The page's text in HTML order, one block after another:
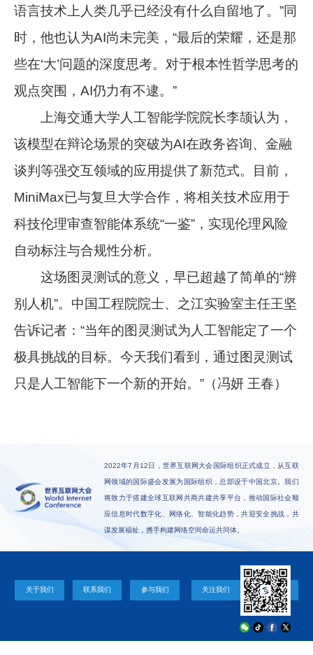
语言技术上人类几乎已经没有什么自留地了。”同
时，他也认为AI尚未完美，“最后的荣耀，还是那
些在‘大’问题的深度思考。对于根本性哲学思考的
观点突围，AI仍力有不逮。”
上海交通大学人工智能学院院长李颉认为，
该模型在辩论场景的突破为AI在政务咨询、金融
谈判等强交互领域的应用提供了新范式。目前，
MiniMax已与复旦大学合作，将相关技术应用于
科技伦理审查智能体系统“一鉴”，实现伦理风险
自动标注与合规性分析。
这场图灵测试的意义，早已超越了简单的“辨
别人机”。中国工程院院士、之江实验室主任王坚
告诉记者：“当年的图灵测试为人工智能定了一个
极具挑战的目标。今天我们看到，通过图灵测试
只是人工智能下一个新的开始。”（冯妍 王春）
2022年7月12日，世界互联网大会国际组织正式成立，从互联
网领域的国际盛会发展为国际组织，总部设于中国北京。我们
将致力于搭建全球互联网共商共建共享平台，推动国际社会顺
应信息时代数字化、网络化、智能化趋势，共迎安全挑战，共
谋发展福祉，携手构建网络空间命运共同体。
关于我们 联系我们 参与我们 关注我们